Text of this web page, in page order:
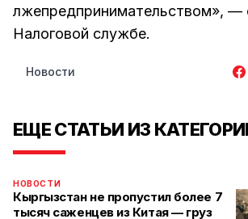
лжепредпринимательством», —
Налоговой службе.
Новости
ЕЩЕ СТАТЬИ ИЗ
НОВОСТИ
Кыргызстан не пропустил более 7
тысяч саженцев из Китая — груз